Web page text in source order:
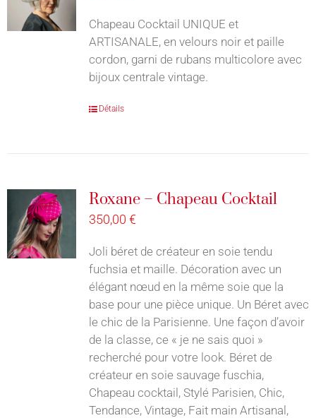
Chapeau Cocktail UNIQUE et
ARTISANALE, en velours noir et paille
cordon, garni de rubans multicolore avec
bijoux centrale vintage.
Détails
Roxane – Chapeau Cocktail
350,00 €
Joli béret de créateur en soie tendu
fuchsia et maille. Décoration avec un
élégant nœud en la même soie que la
base pour une pièce unique. Un Béret avec
le chic de la Parisienne. Une façon d’avoir
de la classe, ce « je ne sais quoi »
recherché pour votre look. Béret de
créateur en soie sauvage fuschia,
Chapeau cocktail, Stylé Parisien, Chic,
Tendance, Vintage, Fait main Artisanal,